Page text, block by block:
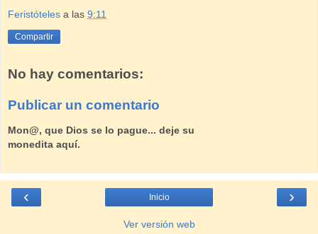
Feristóteles a las 9:11
Compartir
No hay comentarios:
Publicar un comentario
Mon@, que Dios se lo pague... deje su
monedita aquí.
‹ ›
Inicio
Ver versión web